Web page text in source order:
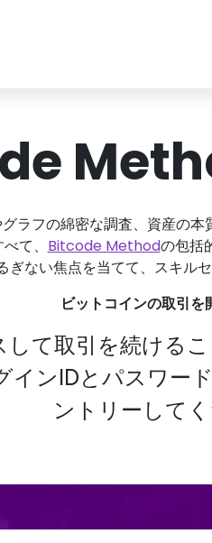
ラフの綿密な調査、資産の
て、 Bitcode Methodの包括
ぎない焦点を当てて、スキル
ビットコインの取引を
て取引を続ける
インIDとパスワ
ントリーしてく